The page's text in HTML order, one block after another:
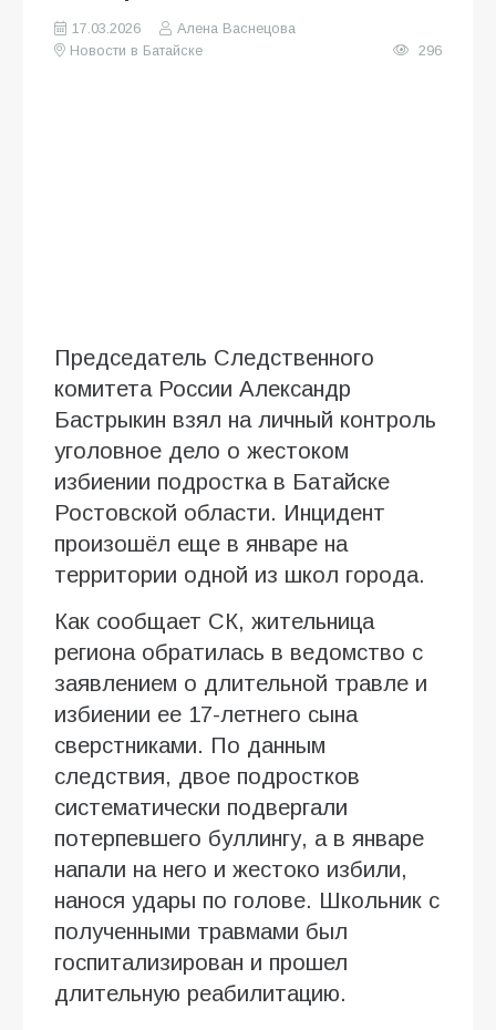
17.03.2026
Алена Васнецова
Новости в Батайске
296
Председатель Следственного
комитета России Александр
Бастрыкин взял на личный контроль
уголовное дело о жестоком
избиении подростка в Батайске
Ростовской области. Инцидент
произошёл еще в январе на
территории одной из школ города.
Как сообщает СК, жительница
региона обратилась в ведомство с
заявлением о длительной травле и
избиении ее 17-летнего сына
сверстниками. По данным
следствия, двое подростков
систематически подвергали
потерпевшего буллингу, а в январе
напали на него и жестоко избили,
нанося удары по голове. Школьник с
полученными травмами был
госпитализирован и прошел
длительную реабилитацию.